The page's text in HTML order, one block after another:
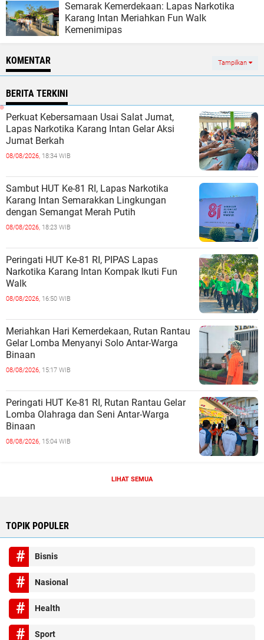
Semarak Kemerdekaan: Lapas Narkotika
Karang Intan Meriahkan Fun Walk
Kemenimipas
KOMENTAR Tampilkan
BERITA TERKINI
Perkuat Kebersamaan Usai Salat Jumat,
Lapas Narkotika Karang Intan Gelar Aksi
Jumat Berkah
08/08/2026, 18:34 WIB
Sambut HUT Ke-81 RI, Lapas Narkotika
Karang Intan Semarakkan Lingkungan
dengan Semangat Merah Putih
08/08/2026, 18:23 WIB
Peringati HUT Ke-81 RI, PIPAS Lapas
Narkotika Karang Intan Kompak Ikuti Fun
Walk
08/08/2026, 16:50 WIB
Meriahkan Hari Kemerdekaan, Rutan Rantau
Gelar Lomba Menyanyi Solo Antar-Warga
Binaan
08/08/2026, 15:17 WIB
Peringati HUT Ke-81 RI, Rutan Rantau Gelar
Lomba Olahraga dan Seni Antar-Warga
Binaan
08/08/2026, 15:04 WIB
LIHAT SEMUA
TOPIK POPULER
Bisnis
Nasional
Health
Sport